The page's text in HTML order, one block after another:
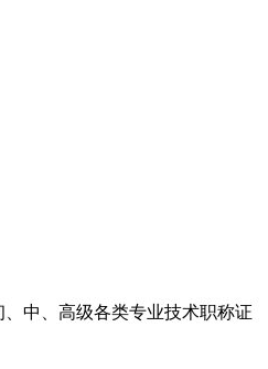
中、高级各类专业技术职称证